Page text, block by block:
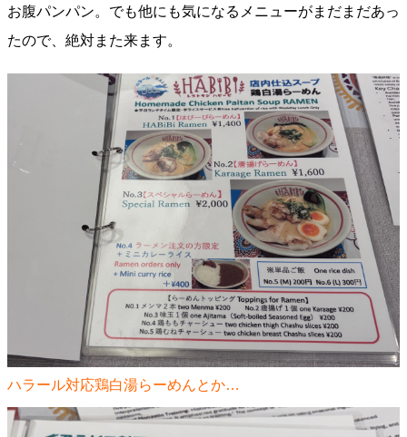
お腹パンパン。でも他にも気になるメニューがまだまだあっ
たので、絶対また来ます。
ハラール対応鶏白湯らーめんとか…